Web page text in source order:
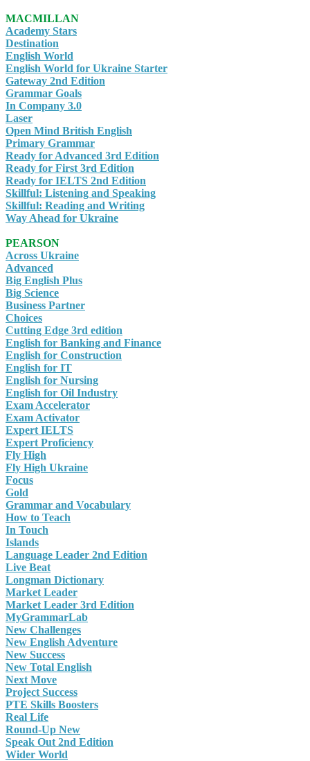
MACMILLAN
Academy Stars
Destination
English World
English World for Ukraine Starter
Gateway 2nd Edition
Grammar Goals
In Company 3.0
Laser
Open Mind British English
Primary Grammar
Ready for Advanced 3rd Edition
Ready for First 3rd Edition
Ready for IELTS 2nd Edition
Skillful: Listening and Speaking
Skillful: Reading and Writing
Way Ahead for Ukraine
PEARSON
Across Ukraine
Advanced
Big English Plus
Big Science
Business Partner
Choices
Cutting Edge 3rd edition
English for Banking and Finance
English for Construction
English for IT
English for Nursing
English for Oil Industry
Exam Accelerator
Exam Activator
Expert IELTS
Expert Proficiency
Fly High
Fly High Ukraine
Focus
Gold
Grammar and Vocabulary
How to Teach
In Touch
Islands
Language Leader 2nd Edition
Live Beat
Longman Dictionary
Market Leader
Market Leader 3rd Edition
MyGrammarLab
New Challenges
New English Adventure
New Success
New Total English
Next Move
Project Success
PTE Skills Boosters
Real Life
Round-Up New
Speak Out 2nd Edition
Wider World